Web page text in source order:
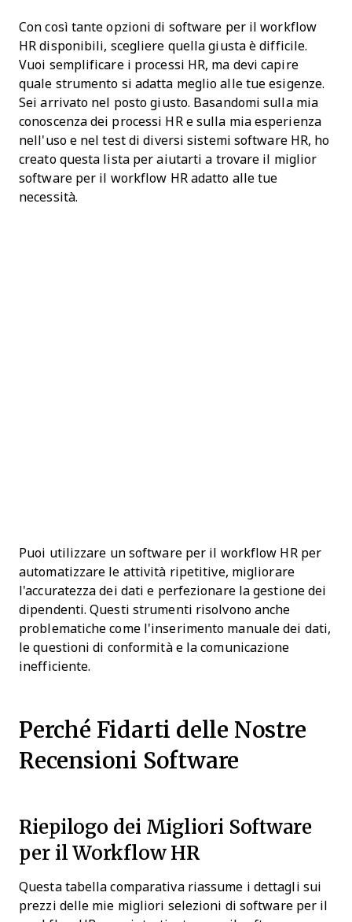
Con così tante opzioni di software per il workflow
HR disponibili, scegliere quella giusta è difficile.
Vuoi semplificare i processi HR, ma devi capire
quale strumento si adatta meglio alle tue esigenze.
Sei arrivato nel posto giusto. Basandomi sulla mia
conoscenza dei processi HR e sulla mia esperienza
nell'uso e nel test di diversi sistemi software HR, ho
creato questa lista per aiutarti a trovare il miglior
software per il workflow HR adatto alle tue
necessità.
Puoi utilizzare un software per il workflow HR per
automatizzare le attività ripetitive, migliorare
l'accuratezza dei dati e perfezionare la gestione dei
dipendenti. Questi strumenti risolvono anche
problematiche come l'inserimento manuale dei dati,
le questioni di conformità e la comunicazione
inefficiente.
Perché Fidarti delle Nostre
Recensioni Software
Riepilogo dei Migliori Software
per il Workflow HR
Questa tabella comparativa riassume i dettagli sui
prezzi delle mie migliori selezioni di software per il